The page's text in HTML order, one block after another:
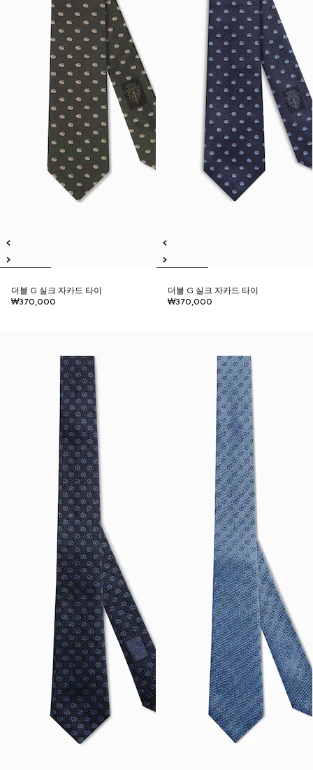
더블 G 실크 자카드 타이
₩370,000
더블 G 실크 자카드 타이
₩370,000